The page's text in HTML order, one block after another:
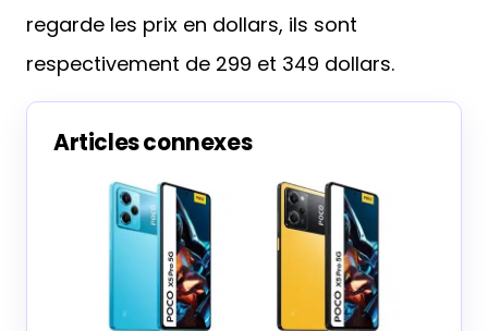
regarde les prix en dollars, ils sont
respectivement de 299 et 349 dollars.
Articles connexes